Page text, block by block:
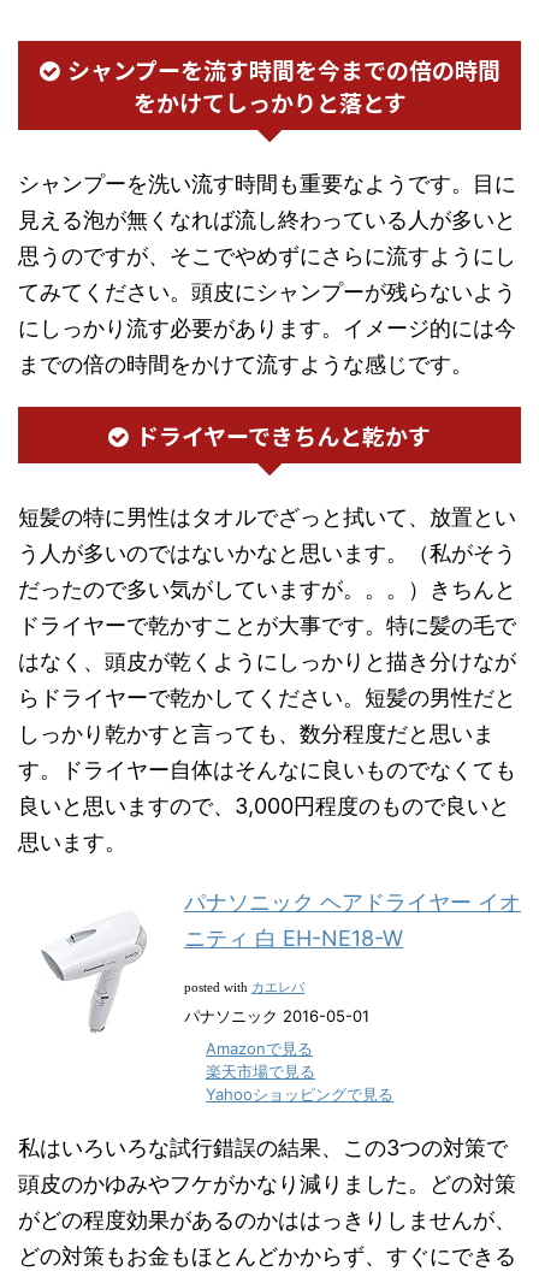
シャンプーを流す時間を今までの倍の時間
をかけてしっかりと落とす
シャンプーを洗い流す時間も重要なようです。目に
見える泡が無くなれば流し終わっている人が多いと
思うのですが、そこでやめずにさらに流すようにし
てみてください。頭皮にシャンプーが残らないよう
にしっかり流す必要があります。イメージ的には今
までの倍の時間をかけて流すような感じです。
ドライヤーできちんと乾かす
短髪の特に男性はタオルでざっと拭いて、放置とい
う人が多いのではないかなと思います。（私がそう
だったので多い気がしていますが。。。）きちんと
ドライヤーで乾かすことが大事です。特に髪の毛で
はなく、頭皮が乾くようにしっかりと描き分けなが
らドライヤーで乾かしてください。短髪の男性だと
しっかり乾かすと言っても、数分程度だと思いま
す。ドライヤー自体はそんなに良いものでなくても
良いと思いますので、3,000円程度のもので良いと
思います。
パナソニック ヘアドライヤー イオ
ニティ 白 EH-NE18-W
posted with カエレバ
パナソニック 2016-05-01
Amazonで見る
楽天市場で見る
Yahooショッピングで見る
私はいろいろな試行錯誤の結果、この3つの対策で
頭皮のかゆみやフケがかなり減りました。どの対策
がどの程度効果があるのかははっきりしませんが、
どの対策もお金もほとんどかからず、すぐにできる